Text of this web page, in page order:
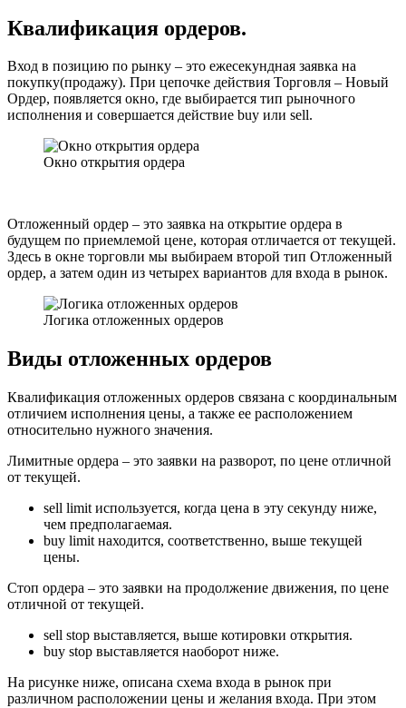
Квалификация ордеров.
Вход в позицию по рынку – это ежесекундная заявка на
покупку(продажу). При цепочке действия Торговля – Новый
Ордер, появляется окно, где выбирается тип рыночного
исполнения и совершается действие buy или sell.
Окно открытия ордера
Отложенный ордер – это заявка на открытие ордера в
будущем по приемлемой цене, которая отличается от текущей.
Здесь в окне торговли мы выбираем второй тип Отложенный
ордер, а затем один из четырех вариантов для входа в рынок.
Логика отложенных ордеров
Виды отложенных ордеров
Квалификация отложенных ордеров связана с координальным
отличием исполнения цены, а также ее расположением
относительно нужного значения.
Лимитные ордера – это заявки на разворот, по цене отличной
от текущей.
sell limit используется, когда цена в эту секунду ниже,
чем предполагаемая.
buy limit находится, соответственно, выше текущей
цены.
Стоп ордера – это заявки на продолжение движения, по цене
отличной от текущей.
sell stop выставляется, выше котировки открытия.
buy stop выставляется наоборот ниже.
На рисунке ниже, описана схема входа в рынок при
различном расположении цены и желания входа. При этом